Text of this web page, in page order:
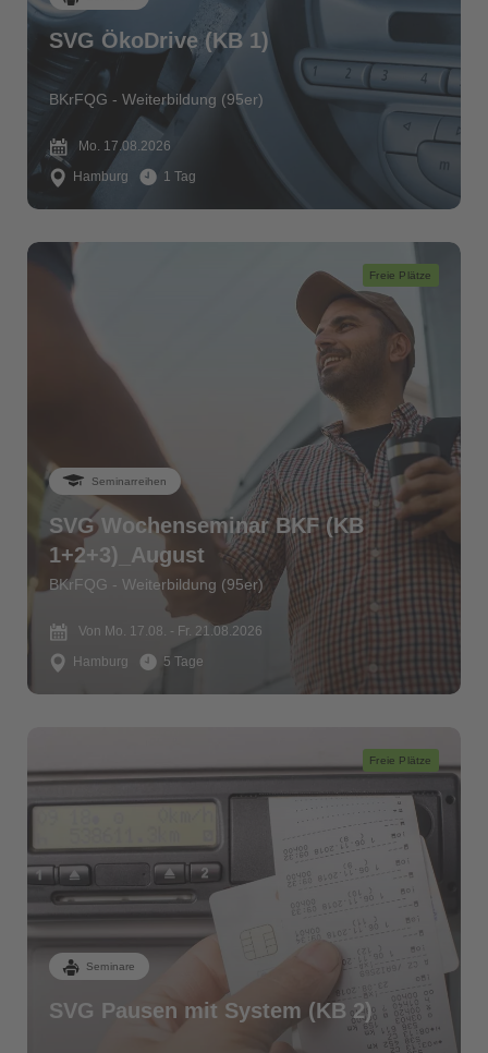
SVG ÖkoDrive (KB 1)
BKrFQG - Weiterbildung (95er)
Mo. 17.08.2026
Hamburg
1 Tag
Freie Plätze
Seminarreihen
SVG Wochenseminar BKF (KB
1+2+3)_August
BKrFQG - Weiterbildung (95er)
Von Mo. 17.08. - Fr. 21.08.2026
Hamburg
5 Tage
Freie Plätze
Seminare
SVG Pausen mit System (KB 2)